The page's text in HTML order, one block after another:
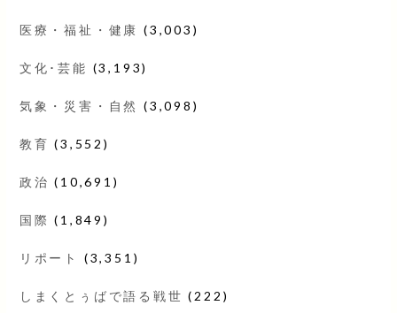
医療・福祉・健康 (3,003)
文化･芸能 (3,193)
気象・災害・自然 (3,098)
教育 (3,552)
政治 (10,691)
国際 (1,849)
リポート (3,351)
しまくとぅばで語る戦世 (222)